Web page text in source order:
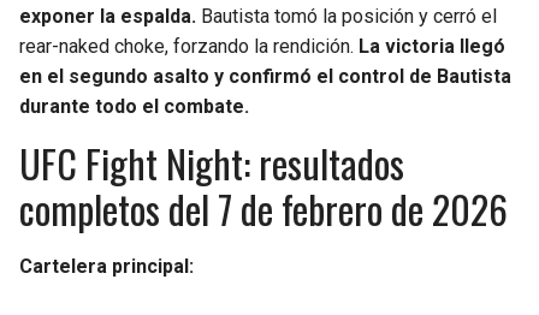
exponer la espalda. Bautista tomó la posición y cerró el
rear-naked choke, forzando la rendición. La victoria llegó
en el segundo asalto y confirmó el control de Bautista
durante todo el combate.
UFC Fight Night: resultados
completos del 7 de febrero de 2026
Cartelera principal: